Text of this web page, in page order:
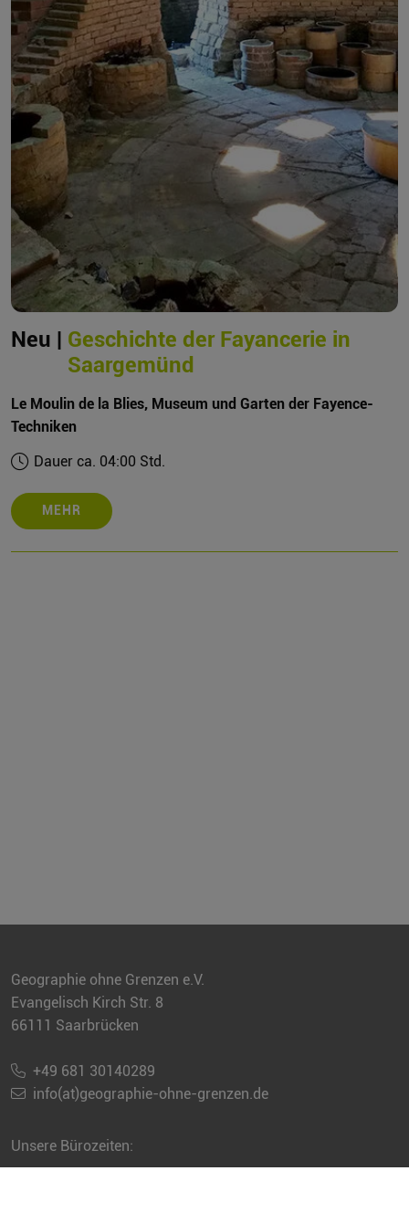
Neu | Geschichte der Fayancerie in
Saargemünd
Le Moulin de la Blies, Museum und Garten der Fayence-
Techniken
Dauer ca. 04:00 Std.
MEHR
Geographie ohne Grenzen e.V.
Evangelisch Kirch Str. 8
66111 Saarbrücken
+49 681 30140289
info(at)geographie-ohne-grenzen.de
Unsere Bürozeiten: